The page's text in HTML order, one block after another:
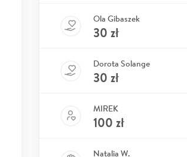
Ola Gibaszek
30 zł
Dorota Solange
30 zł
MIREK
100 zł
Natalia W.